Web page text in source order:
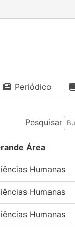
Periódico
Pesquisar
Área
Humanas
Humanas
Humanas